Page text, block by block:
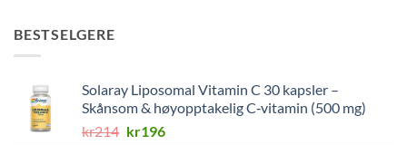
BESTSELGERE
Solaray Liposomal Vitamin C 30 kapsler –
Skånsom & høyopptakelig C‑vitamin (500 mg)
kr214 Opprinnelig
kr196Nåværende